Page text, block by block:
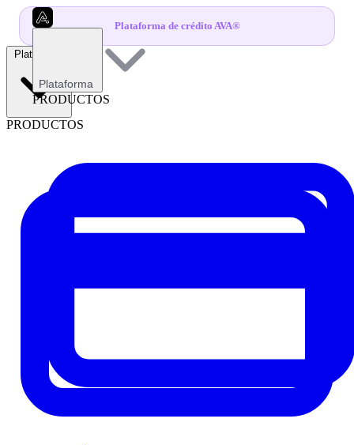
Plataforma de crédito AVA®
Plataforma
PRODUCTOS
Plataforma
PRODUCTOS